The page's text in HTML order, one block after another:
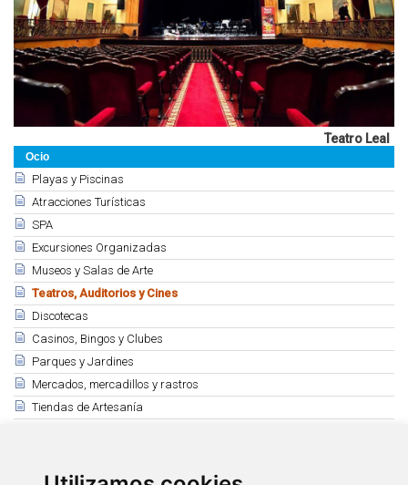
Ocio
Playas y Piscinas
Atracciones Turísticas
SPA
Excursiones Organizadas
Museos y Salas de Arte
Teatros, Auditorios y Cines
Discotecas
Casinos, Bingos y Clubes
Parques y Jardines
Mercados, mercadillos y rastros
Tiendas de Artesanía
Teatro Leal